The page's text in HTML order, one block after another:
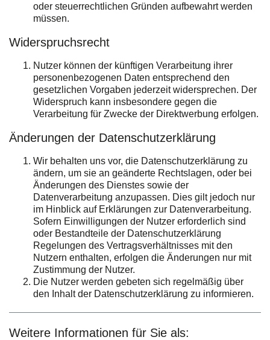
oder steuerrechtlichen Gründen aufbewahrt werden
müssen.
Widerspruchsrecht
Nutzer können der künftigen Verarbeitung ihrer
personenbezogenen Daten entsprechend den
gesetzlichen Vorgaben jederzeit widersprechen. Der
Widerspruch kann insbesondere gegen die
Verarbeitung für Zwecke der Direktwerbung erfolgen.
Änderungen der Datenschutzerklärung
Wir behalten uns vor, die Datenschutzerklärung zu
ändern, um sie an geänderte Rechtslagen, oder bei
Änderungen des Dienstes sowie der
Datenverarbeitung anzupassen. Dies gilt jedoch nur
im Hinblick auf Erklärungen zur Datenverarbeitung.
Sofern Einwilligungen der Nutzer erforderlich sind
oder Bestandteile der Datenschutzerklärung
Regelungen des Vertragsverhältnisses mit den
Nutzern enthalten, erfolgen die Änderungen nur mit
Zustimmung der Nutzer.
Die Nutzer werden gebeten sich regelmäßig über
den Inhalt der Datenschutzerklärung zu informieren.
Weitere Informationen für Sie als: